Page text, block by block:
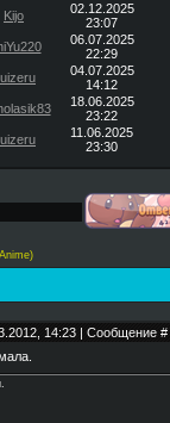
Kijo
02.12.2025
23:07
06.07.2025
22:29
04.07.2025
14:12
18.06.2025
23:22
11.06.2025
23:30
14:23 | Сообщение #